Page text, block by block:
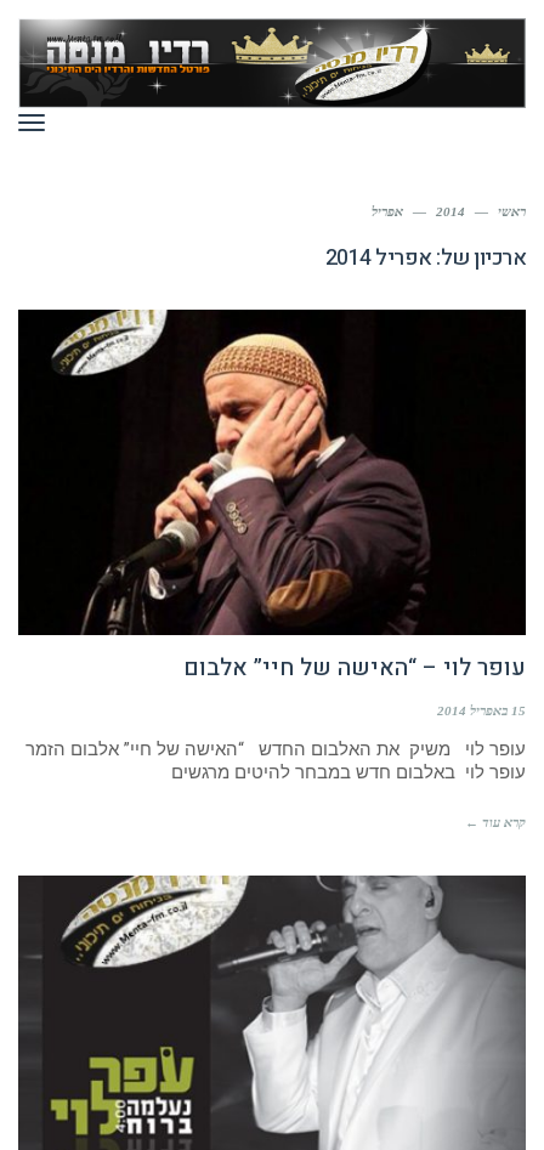
ראשי —
2014
— אפריל
ארכיון של:אפריל 2014
עופר לוי – “האישה של חיי” אלבום
15 באפריל 2014
עופר לוי משיק את האלבום החדש “האישה של חיי” אלבום הזמר
עופר לוי באלבום חדש במבחר להיטים מרגשים
קרא עוד ←